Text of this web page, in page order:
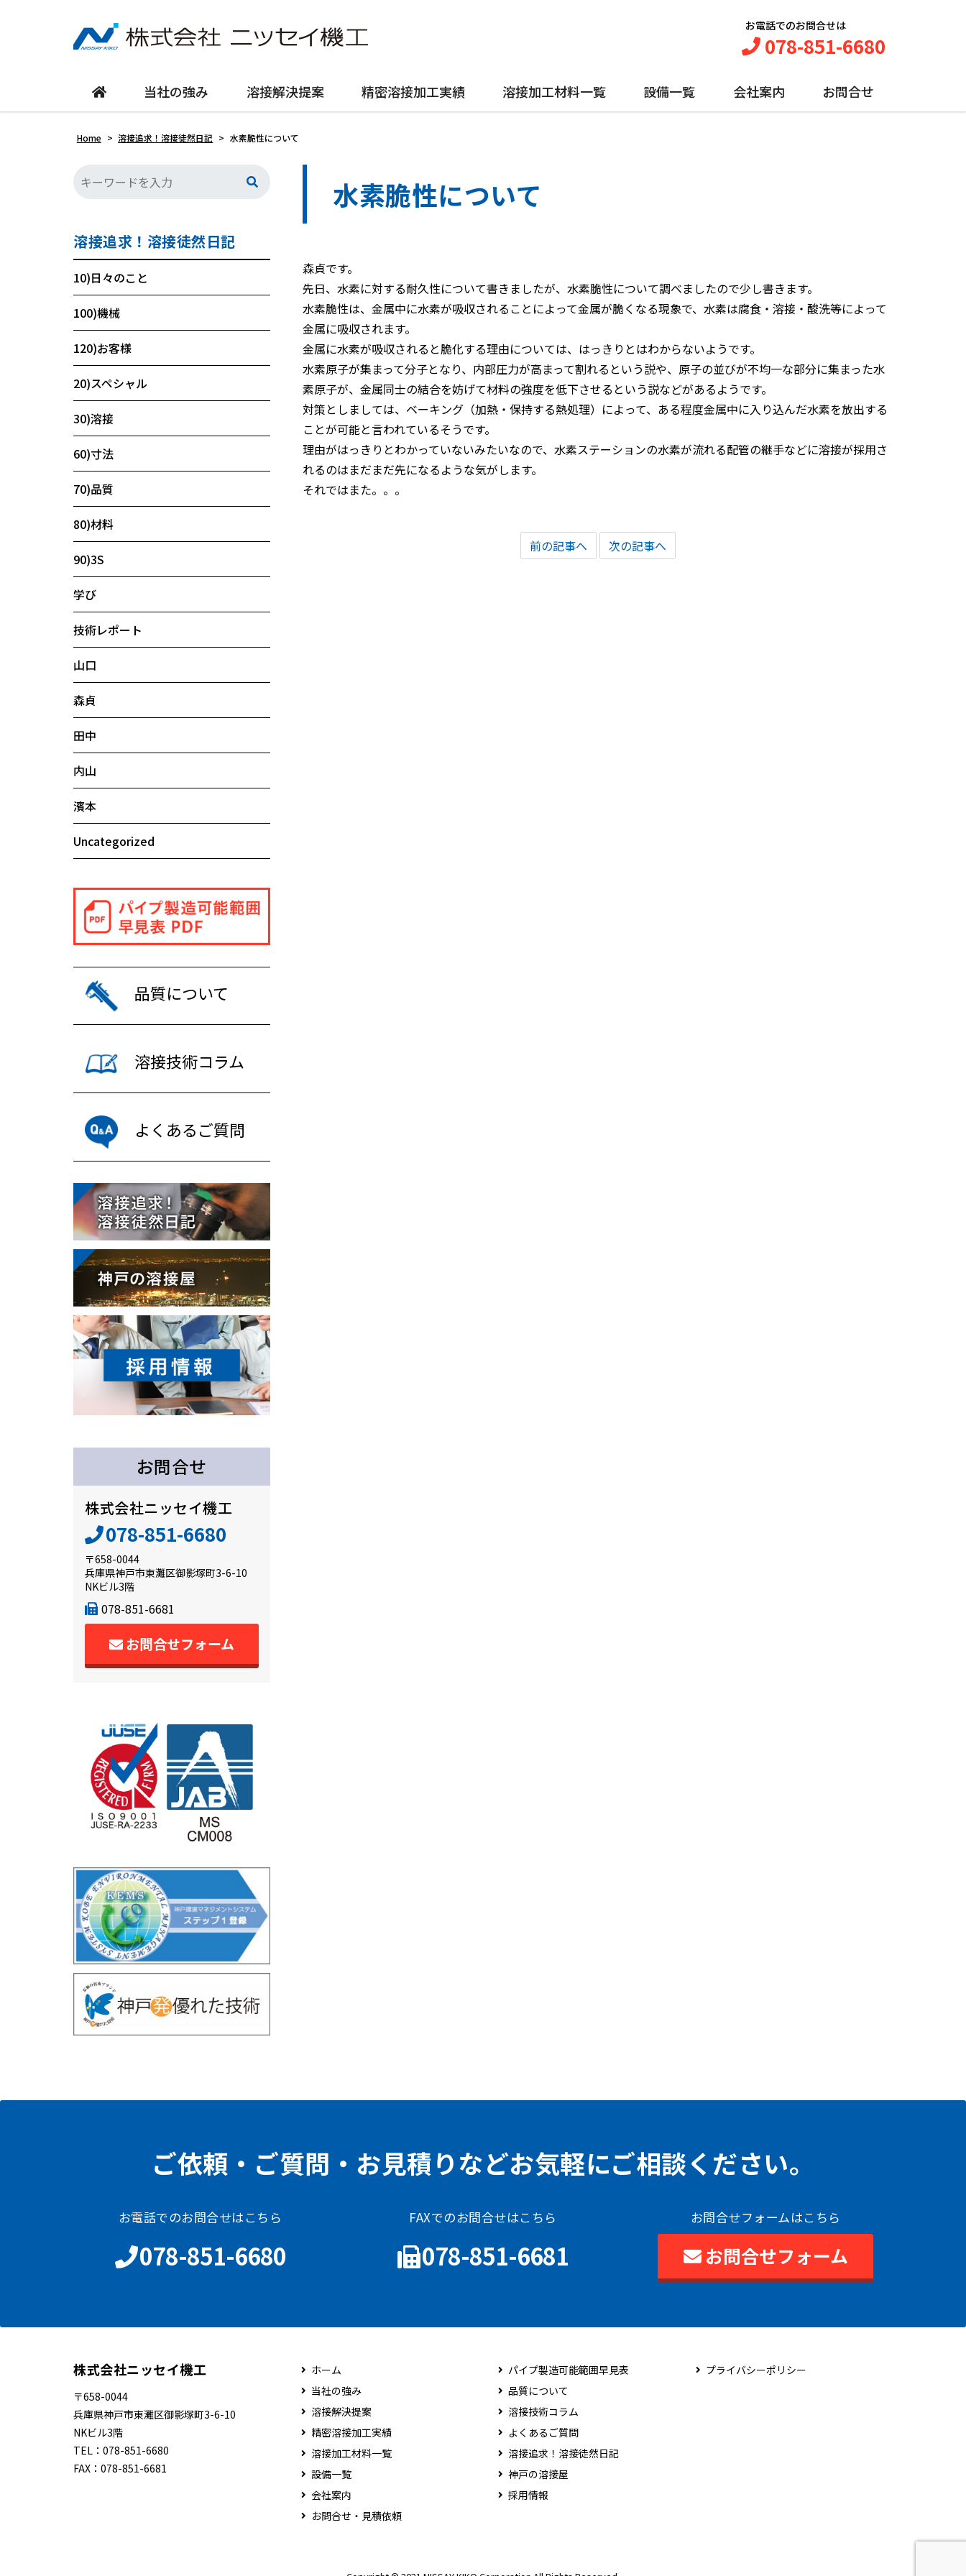
お電話でのお問合せは
078-851-6680
当社の強み 溶接解決提案 精密溶接加工実績 溶接加工材料一覧 設備一覧 会社案内 お問合せ
Home > 溶接追求！溶接徒然日記 > 水素脆性について
水素脆性について
森貞です。
先日、水素に対する耐久性について書きましたが、水素脆性について調べましたので少し書きます。
水素脆性は、金属中に水素が吸収されることによって金属が脆くなる現象で、水素は腐食・溶接・酸洗等によって
金属に吸収されます。
金属に水素が吸収されると脆化する理由については、はっきりとはわからないようです。
水素原子が集まって分子となり、内部圧力が高まって割れるという説や、原子の並びが不均一な部分に集まった水
素原子が、金属同士の結合を妨げて材料の強度を低下させるという説などがあるようです。
対策としましては、ベーキング（加熱・保持する熱処理）によって、ある程度金属中に入り込んだ水素を放出する
ことが可能と言われているそうです。
理由がはっきりとわかっていないみたいなので、水素ステーションの水素が流れる配管の継手などに溶接が採用さ
れるのはまだまだ先になるような気がします。
それではまた。。。
前の記事へ 次の記事へ
溶接追求！溶接徒然日記
10)日々のこと
100)機械
120)お客様
20)スペシャル
30)溶接
60)寸法
70)品質
80)材料
90)3S
学び
技術レポート
山口
森貞
田中
内山
濱本
Uncategorized
品質について
溶接技術コラム
よくあるご質問
お問合せ
株式会社ニッセイ機工
078-851-6680
〒658-0044
兵庫県神戸市東灘区御影塚町3-6-10
NKビル3階
078-851-6681
お問合せフォーム
ご依頼・ご質問・お見積りなどお気軽にご相談ください。
お電話でのお問合せはこちら
078-851-6680
FAXでのお問合せはこちら
078-851-6681
お問合せフォームはこちら
お問合せフォーム
株式会社ニッセイ機工
〒658-0044
兵庫県神戸市東灘区御影塚町3-6-10
NKビル3階
TEL： 078-851-6680
FAX： 078-851-6681
ホーム
当社の強み
溶接解決提案
精密溶接加工実績
溶接加工材料一覧
設備一覧
会社案内
お問合せ・見積依頼
パイプ製造可能範囲早見表
品質について
溶接技術コラム
よくあるご質問
溶接追求！溶接徒然日記
神戸の溶接屋
採用情報
プライバシーポリシー